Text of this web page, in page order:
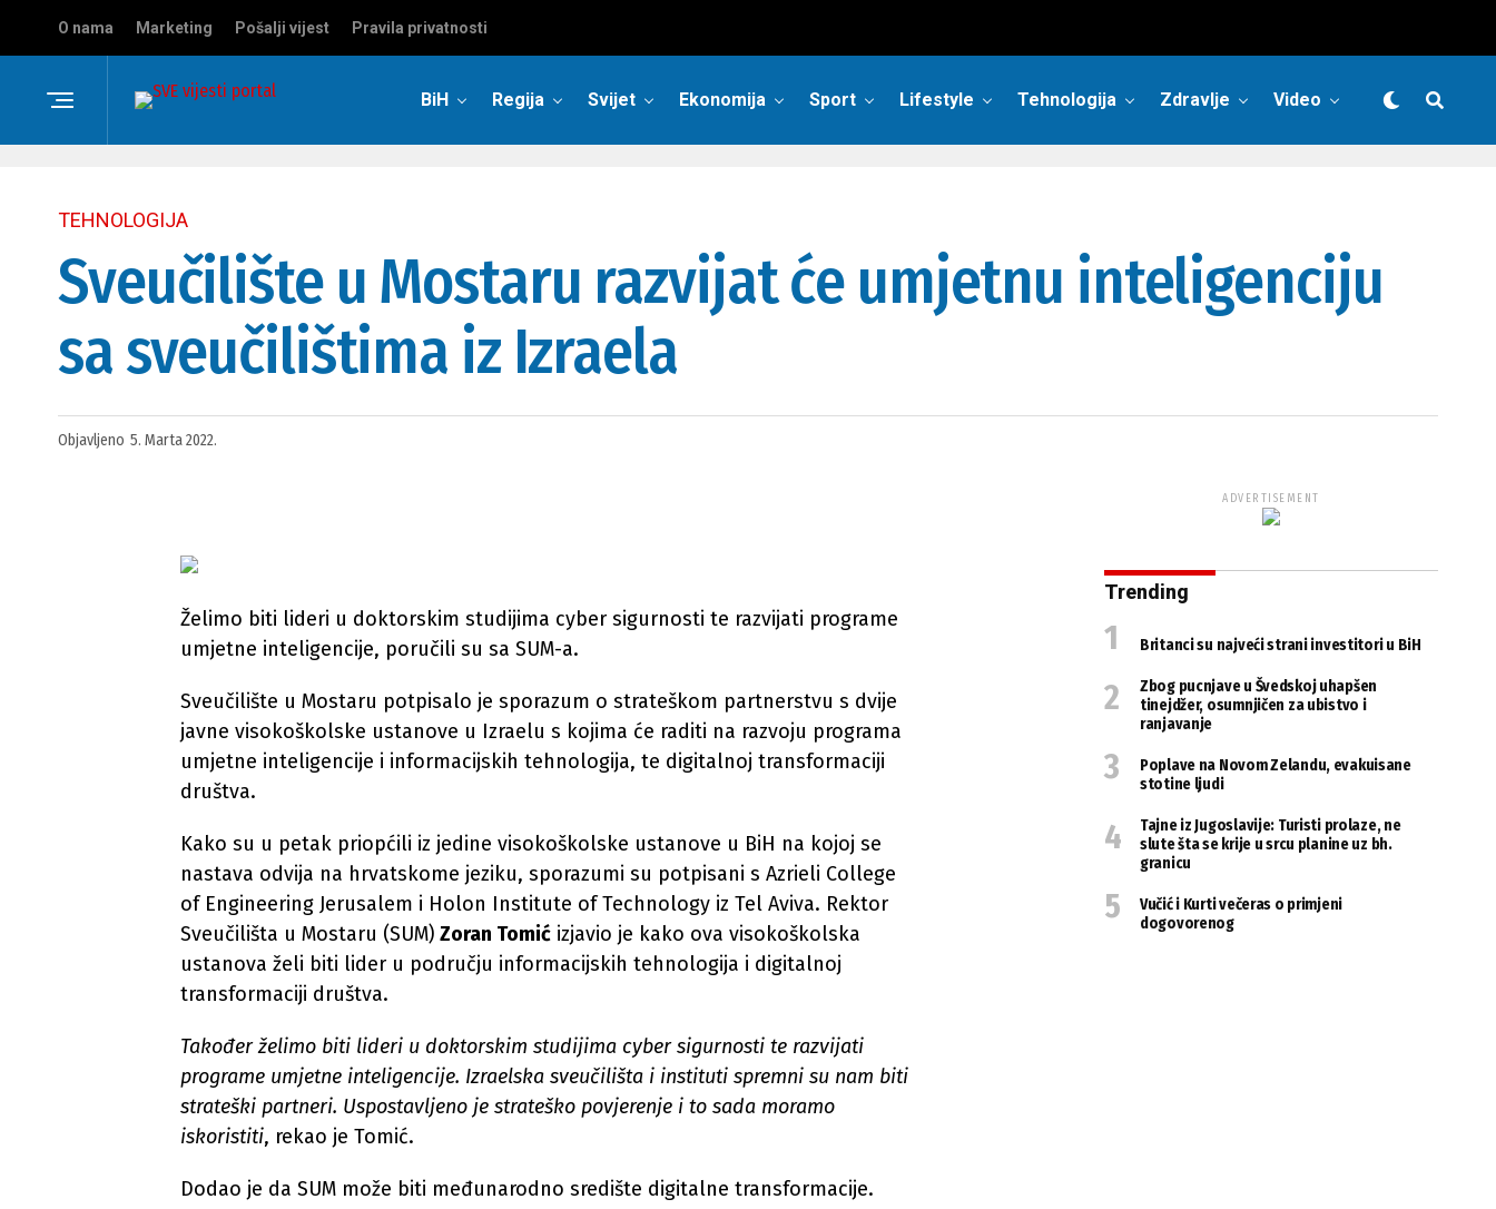
O nama Marketing Pošalji vijest Pravila privatnosti
BiH Regija Svijet Ekonomija Sport Lifestyle Tehnologija Zdravlje Video
TEHNOLOGIJA
Sveučilište u Mostaru razvijat će umjetnu inteligenciju
sa sveučilištima iz Izraela
Objavljeno 5. Marta 2022.
Želimo biti lideri u doktorskim studijima cyber sigurnosti te razvijati programe
umjetne inteligencije, poručili su sa SUM-a.
Sveučilište u Mostaru potpisalo je sporazum o strateškom partnerstvu s dvije
javne visokoškolske ustanove u Izraelu s kojima će raditi na razvoju programa
umjetne inteligencije i informacijskih tehnologija, te digitalnoj transformaciji
društva.
Kako su u petak priopćili iz jedine visokoškolske ustanove u BiH na kojoj se
nastava odvija na hrvatskome jeziku, sporazumi su potpisani s Azrieli College
of Engineering Jerusalem i Holon Institute of Technology iz Tel Aviva. Rektor
Sveučilišta u Mostaru (SUM) Zoran Tomić izjavio je kako ova visokoškolska
ustanova želi biti lider u području informacijskih tehnologija i digitalnoj
transformaciji društva.
Također želimo biti lideri u doktorskim studijima cyber sigurnosti te razvijati
programe umjetne inteligencije. Izraelska sveučilišta i instituti spremni su nam biti
strateški partneri. Uspostavljeno je strateško povjerenje i to sada moramo
iskoristiti, rekao je Tomić.
Dodao je da SUM može biti međunarodno središte digitalne transformacije.
ADVERTISEMENT
Trending
Britanci su najveći strani investitori u BiH
Zbog pucnjave u Švedskoj uhapšen
tinejdžer, osumnjičen za ubistvo i
ranjavanje
Poplave na Novom Zelandu, evakuisane
stotine ljudi
Tajne iz Jugoslavije: Turisti prolaze, ne
slute šta se krije u srcu planine uz bh.
granicu
Vučić i Kurti večeras o primjeni
dogovorenog